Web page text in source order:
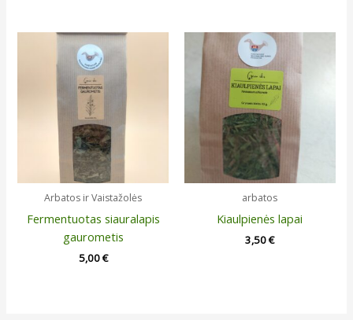
Arbatos ir Vaistažolės
Fermentuotas siauralapis
gaurometis
5,00€
arbatos
Kiaulpienės lapai
3,50€